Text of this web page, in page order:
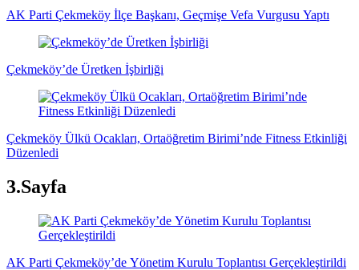
AK Parti Çekmeköy İlçe Başkanı, Geçmişe Vefa Vurgusu Yaptı
Çekmeköy’de Üretken İşbirliği
Çekmeköy Ülkü Ocakları, Ortaöğretim Birimi’nde Fitness Etkinliği
Düzenledi
3.Sayfa
AK Parti Çekmeköy’de Yönetim Kurulu Toplantısı Gerçekleştirildi